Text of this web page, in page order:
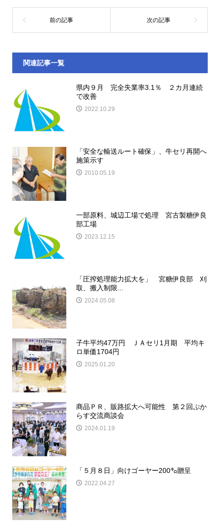
関連記事一覧
県内９月 完全失業率3.1％ ２カ月連続
で改善
2022.10.29
「安全な輸送ルート確保」、牛セリ再開へ
施策示す
2010.05.19
一部原料、城辺工場で処理 宮古製糖伊良
部工場
2023.12.15
「圧搾処理能力拡大を」 宮糖伊良部 刈
取、搬入制限...
2024.05.08
子牛平均47万円 ＪＡセリ1月期 平均キ
ロ単価1704円
2025.01.20
商品ＰＲ、販路拡大へ可能性 第２回ぷか
らす交流商談会
2024.01.19
「５月８日」向けゴーヤー200㌔贈呈
2022.04.27